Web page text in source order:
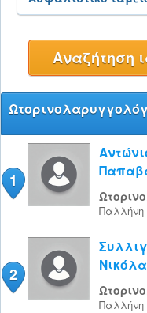
1
Παλλήνη
2
Παλλήνη